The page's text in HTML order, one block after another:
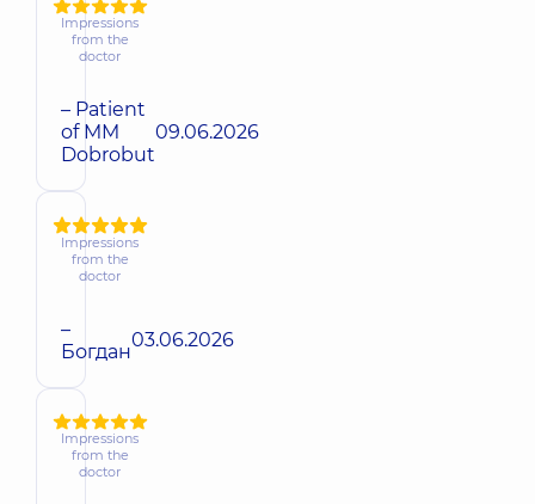
Impressions
from the
doctor
– Patient
of MM
Dobrobut
09.06.2026
Impressions
from the
doctor
–
Богдан03.06.2026
Impressions
from the
doctor